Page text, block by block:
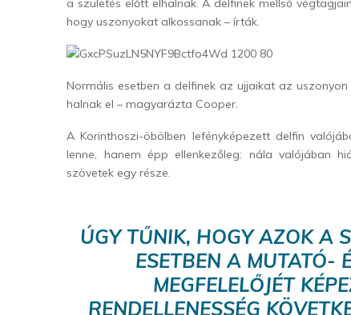
a születés előtt elhalnak. A delfinek mellső
hogy uszonyokat alkossanak – írták.
Normális esetben a delfinek az ujjaikat az
halnak el – magyarázta Cooper.
A Korinthoszi-öbölben lefényképezett delfin
lenne, hanem épp ellenkezőleg: nála valójában
szövetek egy része.
ÚGY TŰNIK, HOGY AZOK A
ESETBEN A MUTATÓ-
MEGFELELŐJÉT
RENDELLENESSÉG